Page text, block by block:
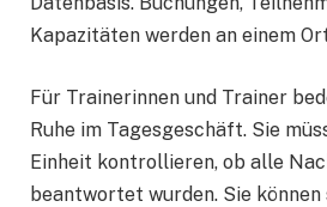
Kapazitäten werden an einem
Für Trainerinnen und Trainer
Ruhe im Tagesgeschäft. Sie
Einheit kontrollieren, ob alle
beantwortet wurden. Sie